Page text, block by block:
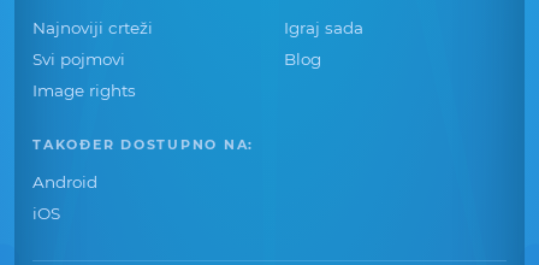
Najnoviji crteži
Svi pojmovi
Image rights
Igraj sada
Blog
TAKOĐER DOSTUPNO NA:
Android
iOS